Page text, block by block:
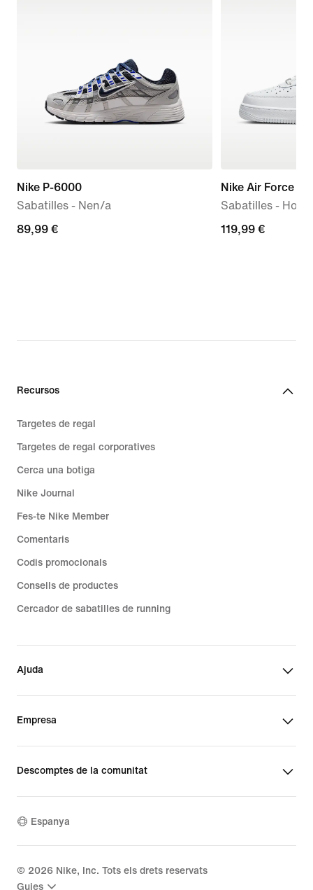
Nike P-6000
Sabatilles - Nen/a
89,99 €
89,99 €
Nike Air Force 1
Sabatilles - Home
119,99 €
119,99 €
Recursos
Targetes de regal
Targetes de regal corporatives
Cerca una botiga
Nike Journal
Fes-te Nike Member
Comentaris
Codis promocionals
Consells de productes
Cercador de sabatilles de running
Ajuda
Empresa
Descomptes de la comunitat
Espanya
© 2026 Nike, Inc. Tots els drets reservats
Guies